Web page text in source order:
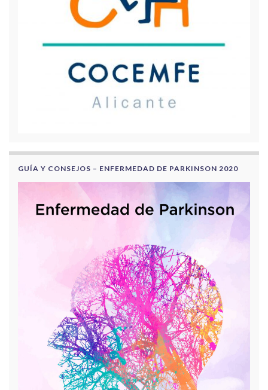
GUÍA Y CONSEJOS – ENFERMEDAD DE PARKINSON 2020